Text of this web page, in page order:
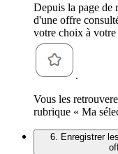
Depuis la page de
d'une offre
votre choix à
.
Vous les
rubrique « Ma
6. Enregistrer